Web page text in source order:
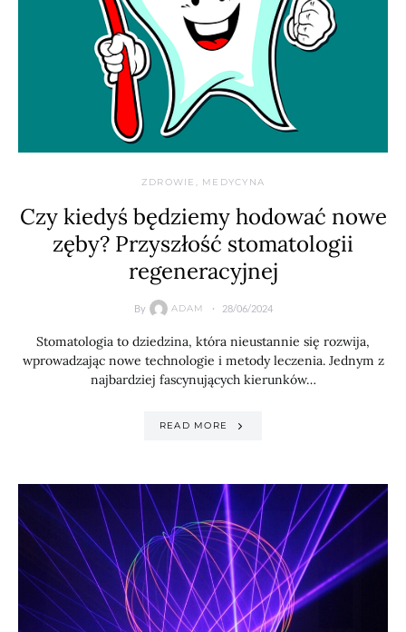
ZDROWIE, MEDYCYNA
Czy kiedyś będziemy hodować nowe
zęby? Przyszłość stomatologii
regeneracyjnej
By ADAM 28/06/2024
Stomatologia to dziedzina, która nieustannie się rozwija,
wprowadzając nowe technologie i metody leczenia. Jednym z
najbardziej fascynujących kierunków…
READ MORE